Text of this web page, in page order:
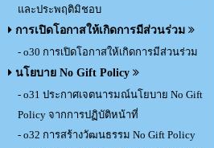
และประพฤติมิชอบ
การเปิดโอกาสให้เกิดการมีส่วนร่วม
- o30 การเปิดโอกาสให้เกิดการมีส่วนร่วม
นโยบาย No Gift Policy
- o31 ประกาศเจตนารมณ์นโยบาย No Gift
Policy จากการปฏิบัติหน้าที่
- o32 การสร้างวัฒนธรรม No Gift Policy